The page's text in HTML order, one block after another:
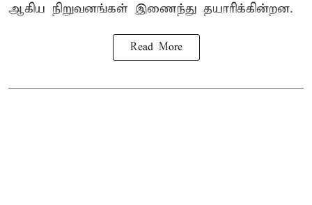
ஆகிய நிறுவனங்கள் இணைந்து தயாரிக்கின்றன.
Read More